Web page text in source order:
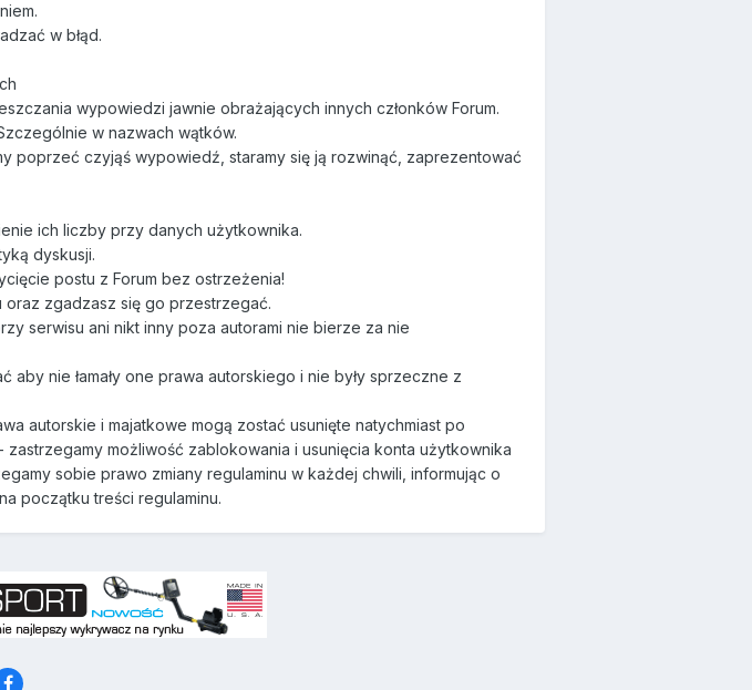
w błąd.
wypowiedzi jawnie obrażających innych członków Forum.
w nazwach wątków.
poprzeć czyjąś wypowiedź, staramy się ją rozwinąć, zaprezentować
ich liczby przy danych użytkownika.
dyskusji.
postu z Forum bez ostrzeżenia!
oraz zgadzasz się go przestrzegać.
serwisu ani nikt inny poza autorami nie bierze za nie
nie łamały one prawa autorskiego i nie były sprzeczne z
autorskie i majatkowe mogą zostać usunięte natychmiast po
możliwość zablokowania i usunięcia konta użytkownika
sobie prawo zmiany regulaminu w każdej chwili, informując o
początku treści regulaminu.